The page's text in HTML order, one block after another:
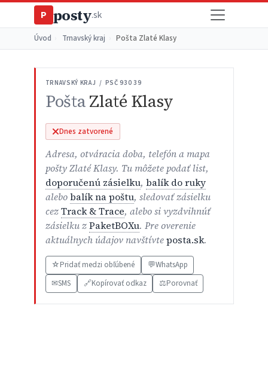
P posty.sk
Úvod Trnavský kraj Pošta Zlaté Klasy
TRNAVSKÝ KRAJ / PSČ 930 39
PoštaZlaté Klasy
Dnes zatvorené
Adresa, otváracia doba, telefón a mapa
pošty Zlaté Klasy. Tu môžete podať list,
doporučenú zásielku, balík do ruky
alebobalík na poštu, sledovať zásielku
cezTrack & Trace, alebo si vyzdvihnúť
zásielku zPaketBOXu. Pre overenie
aktuálnych údajov navštívteposta.sk.
☆Pridať medzi obľúbené 💬WhatsApp
✉SMS 🔗Kopírovať odkaz ⚖️Porovnať